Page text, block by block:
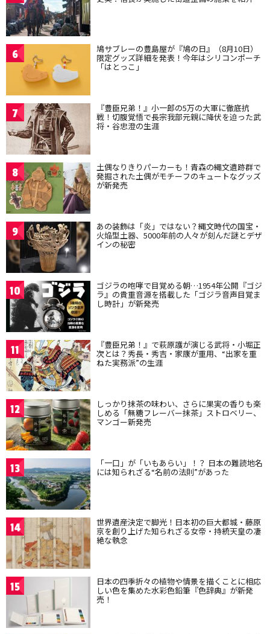
6 鳩サブレーの豊島屋が『鳩の日』（8月10日）
限定グッズ詳細を発表！今年はシリコンポーチ
「はとっこ」
7 『豊臣兄弟！』小一郎の5万の大軍に徹底抗
戦！切腹覚悟で長宗我部元親に降伏を迫った武
将・谷忠澄の生涯
8 土偶なりきりパーカーも！青森の縄文遺跡群で
発掘された土偶がモチーフのキュートなグッズ
が新発売
9 あの装飾は「炎」ではない？縄文時代の国宝・
火焔型土器、5000年前の人々が刻んだ謎とデザ
インの秘密
10 ゴジラの咆哮で目覚める朝…1954年公開『ゴジ
ラ』の貴重音源を搭載した「ゴジラ音声目覚ま
し時計」が新発売
11 『豊臣兄弟！』で萩原護が演じる武将・小堀正
次とは？秀長・秀吉・家康が重用、“出家を重
ねた実務派”の生涯
12 しっかり抹茶の味わい、さらに果実の香りも楽
しめる「無糖フレーバー抹茶」ストロベリー、
マンゴー新発売
13 「一口」が「いもあらい」！？ 日本の難読地名
には知られざる“名前の法則”があった
14 世界遺産決定で脚光！日本初の巨大都城・藤原
京を創り上げた知られざる女帝・持統天皇の凄
絶な執念
15 日本の四季折々の植物や情景を描くことに相応
しい色を集めた水彩色鉛筆『色辞典』が新発
売！